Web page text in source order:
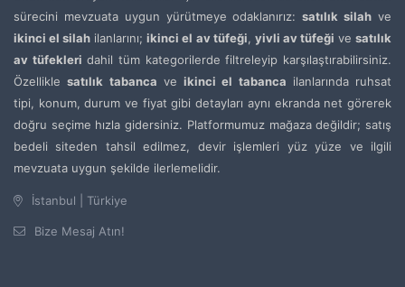
sürecini mevzuata uygun yürütmeye odaklanırız:satılık silah ve
ikinci el silah ilanlarını;ikinci el av tüfeği, yivli av tüfeği vesatılık
av tüfekleri dahil tüm kategorilerde filtreleyip karşılaştırabilirsiniz.
Özelliklesatılık tabanca ve ikinci el tabanca ilanlarında ruhsat
tipi, konum, durum ve fiyat gibi detayları aynı ekranda net görerek
doğru seçime hızla gidersiniz. Platformumuz mağaza değildir; satış
bedeli siteden tahsil edilmez, devir işlemleri yüz yüze ve ilgili
mevzuata uygun şekilde ilerlemelidir.
İstanbul | Türkiye
Bize Mesaj Atın!